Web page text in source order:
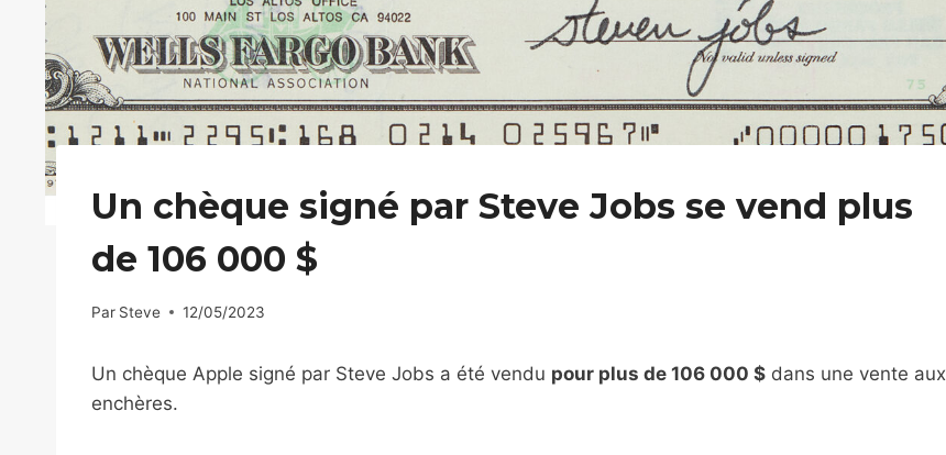
Un chèque signé par Steve Jobs se vend plus
de 106 000 $
Par Steve 12/05/2023
Un chèque Apple signé par Steve Jobs a été vendu pour plus de 106 000 $ dans une vente aux
enchères.